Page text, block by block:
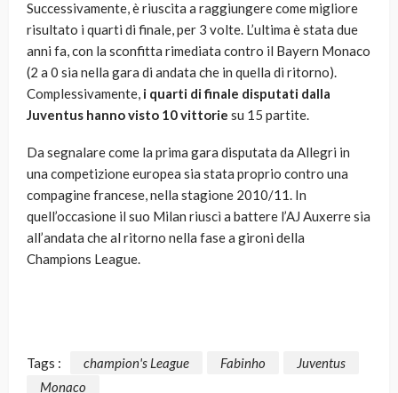
Successivamente, è riuscita a raggiungere come migliore
risultato i quarti di finale, per 3 volte. L’ultima è stata due
anni fa, con la sconfitta rimediata contro il Bayern Monaco
(2 a 0 sia nella gara di andata che in quella di ritorno).
Complessivamente, i quarti di finale disputati dalla
Juventus hanno visto 10 vittorie su 15 partite.
Da segnalare come la prima gara disputata da Allegri in
una competizione europea sia stata proprio contro una
compagine francese, nella stagione 2010/11. In
quell’occasione il suo Milan riuscì a battere l’AJ Auxerre sia
all’andata che al ritorno nella fase a gironi della
Champions League.
Tags : champion's League Fabinho
Juventus
Monaco